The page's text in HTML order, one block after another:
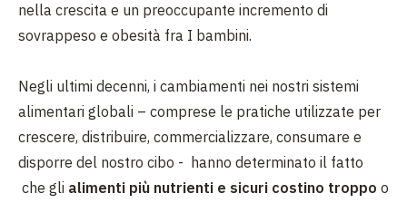
nella crescita e un preoccupante incremento di
sovrappeso e obesità fra I bambini.
Negli ultimi decenni, i cambiamenti nei nostri sistemi
alimentari globali – comprese le pratiche utilizzate per
crescere, distribuire, commercializzare, consumare e
disporre del nostro cibo - hanno determinato il fatto
che gli alimenti più nutrienti e sicuri costino troppo o